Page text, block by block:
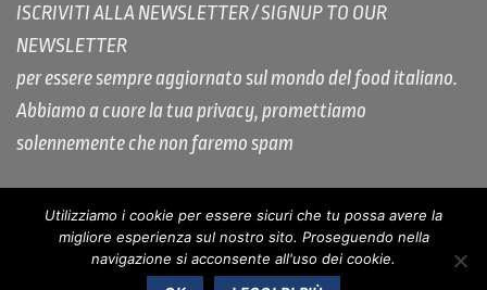
ISCRIVITI ALLA NEWSLETTER / SIGNUP TO OUR
NEWSLETTER
per essere sempre aggiornato sul mondo del food italiano.
Abbiamo a cuore la tua privacy, promettiamo
solennemente che non faremo spam
COOKIE POLICY AUTHENTICO PRIVACY
COPYRIGHT
NOTE LEGALI
Utilizziamo i cookie per essere sicuri che tu possa avere la
migliore esperienza sul nostro sito. Proseguendo nella
navigazione si acconsente all'uso dei cookie.